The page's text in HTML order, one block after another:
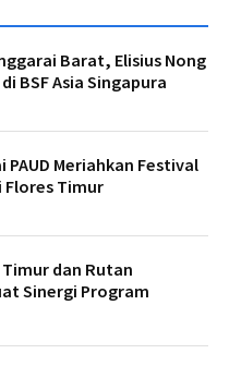
Barat, Elisius Nong
BSF Asia Singapura
PAUD Meriahkan Festival
Flores Timur
dan Rutan
Sinergi Program